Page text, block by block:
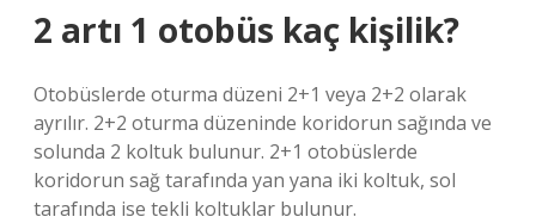
2 artı 1 otobüs kaç kişilik?
Otobüslerde oturma düzeni 2+1 veya 2+2 olarak
ayrılır. 2+2 oturma düzeninde koridorun sağında ve
solunda 2 koltuk bulunur. 2+1 otobüslerde
koridorun sağ tarafında yan yana iki koltuk, sol
tarafında ise tekli koltuklar bulunur.